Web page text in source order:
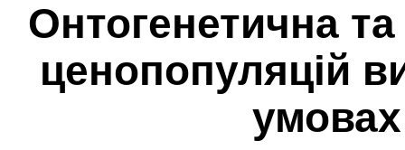
Онтогенетична та
ценопопуляцій